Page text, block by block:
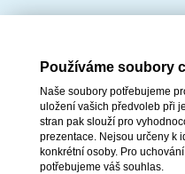
Používáme soubory
Naše soubory potřebujeme
uložení vašich předvoleb při
stran pak slouží pro
prezentace. Nejsou určeny k
konkrétní osoby. Pro
potřebujeme váš souhlas.